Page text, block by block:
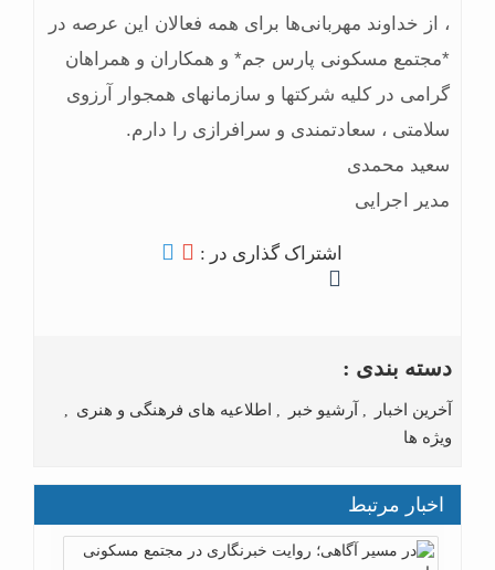
، از خداوند مهربانی‌ها برای همه فعالان این عرصه در
*مجتمع مسکونی پارس جم* و همکاران و همراهان
گرامی در کلیه شرکتها و سازمانهای همجوار آرزوی
سلامتی ، سعادتمندی و سرافرازی را دارم.
سعید محمدی
مدیر اجرایی
اشتراک گذاری در :
دسته بندی :
آخرین اخبار , آرشیو خبر , اطلاعیه های فرهنگی و هنری ,
ویژه ها
اخبار مرتبط